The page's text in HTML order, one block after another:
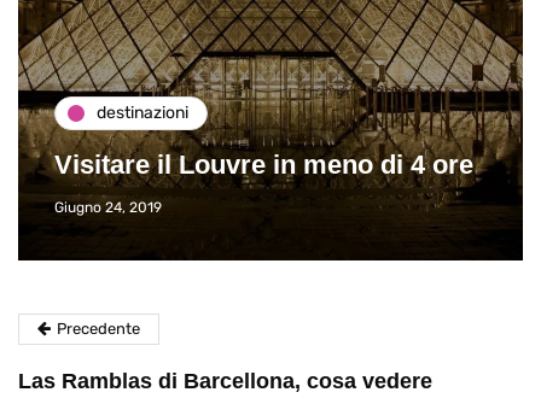
destinazioni
Visitare il Louvre in meno di 4 ore
Giugno 24, 2019
Precedente
Las Ramblas di Barcellona, cosa vedere